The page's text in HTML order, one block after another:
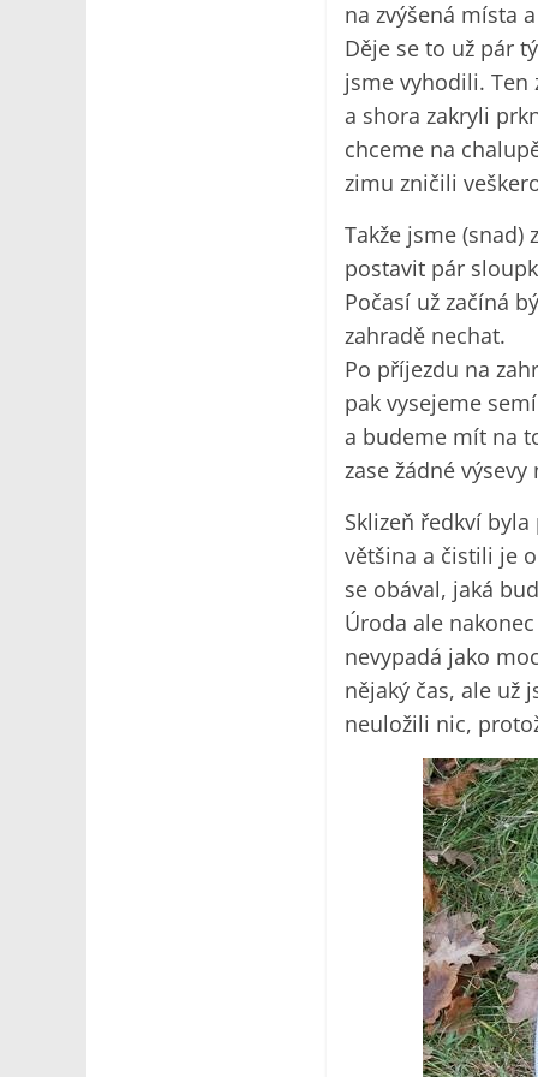
na zvýšená místa
Děje se to už pár
jsme vyhodili.
a shora zakryli
chceme na
zimu zničili
Takže jsme
postavit pár
Počasí už začíná
zahradě nechat.
Po příjezdu na
pak vysejeme
a budeme mít na
zase žádné výsevy
Sklizeň ředkví
většina a čistili je
se obával, jaká
Úroda ale
nevypadá jako
nějaký čas, ale už
neuložili nic,